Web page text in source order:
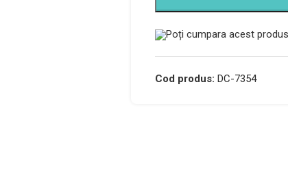
Poți cumpara acest
Cod produs: DC-7354